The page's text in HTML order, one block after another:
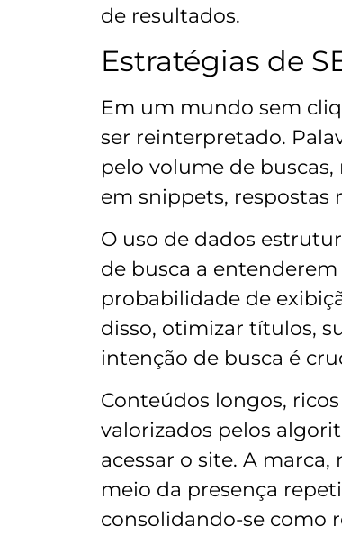
de resultados.
Estratégias de
Em um mundo sem
ser reinterpretado.
pelo volume de
em snippets, respostas
O uso de dados
de busca a
probabilidade de
disso, otimizar títulos,
intenção de busca é
Conteúdos longos,
valorizados pelos
acessar o site. A
meio da presença
consolidando-se como